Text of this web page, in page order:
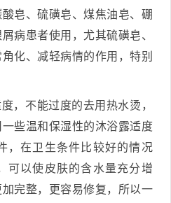
皂、硫磺皂、煤焦油皂、硼
病患者使用，尤其硫磺皂、
化、减轻病情的作用，特别
，不能过度的去用热水烫，
些温和保湿性的沐浴露适度
，在卫生条件比较好的情况
可以使皮肤的含水量充分增
完整，更容易修复，所以一